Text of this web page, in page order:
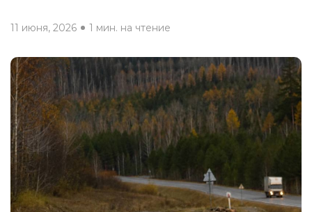
11 июня, 2026 1 мин. на чтение